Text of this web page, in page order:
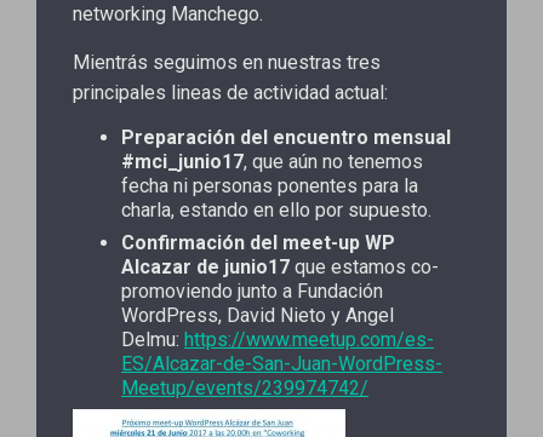
networking Manchego.
Mientrás seguimos en nuestras tres
principales lineas de actividad actual:
Preparación del encuentro mensual
#mci_junio17, que aún no tenemos
fecha ni personas ponentes para la
charla, estando en ello por supuesto.
Confirmación del meet-up WP
Alcazar de junio17 que estamos co-
promoviendo junto a Fundación
WordPress, David Nieto y Angel
Delmu: https://www.meetup.com/es-
ES/Alcazar-de-San-Juan-WordPress-
Meetup/events/239974742/